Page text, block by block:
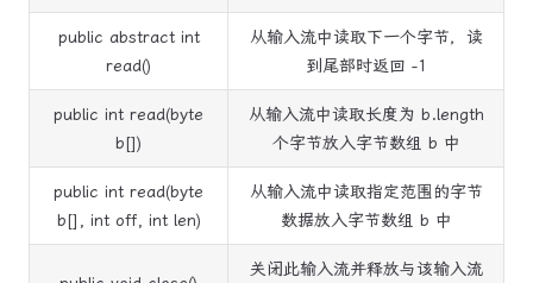
public abstract int
read()
从输入流中读取下一个字节，读
到尾部时返回 -1
public int read(byte
b[])
从输入流中读取长度为 b.length
个字节放入字节数组 b 中
public int read(byte
b[], int off, int len)
从输入流中读取指定范围的字节
数据放入字节数组 b 中
关闭此输入流并释放与该输入流